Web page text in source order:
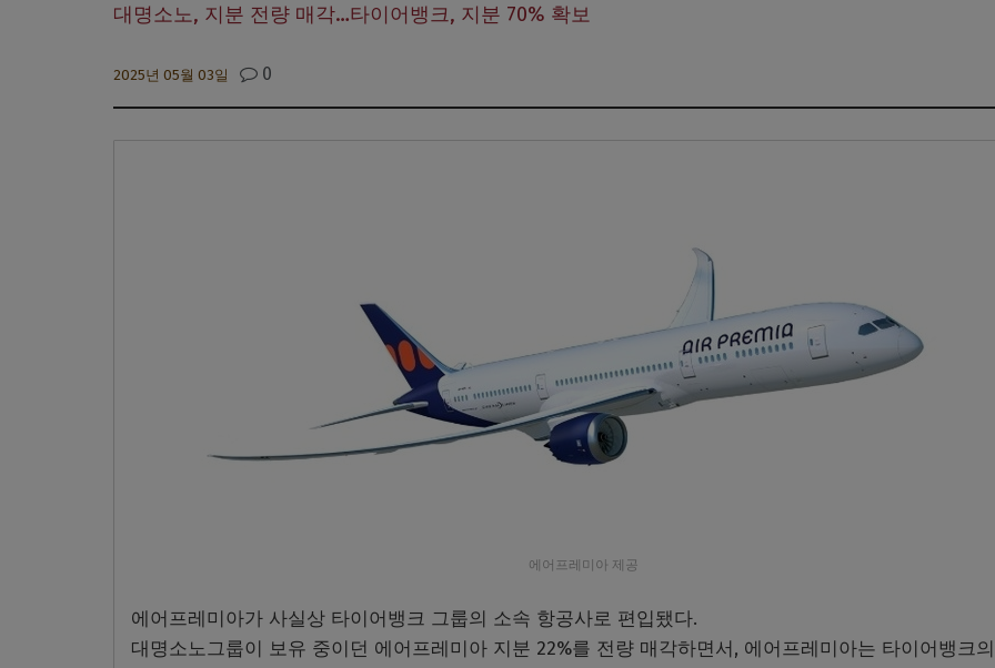
대명소노, 지분 전량 매각…타이어뱅크, 지분 70% 확보
2025년 05월 03일 0
에어프레미아 제공
에어프레미아가 사실상 타이어뱅크 그룹의 소속 항공사로 편입됐다.
대명소노그룹이 보유 중이던 에어프레미아 지분 22%를 전량 매각하면서, 에어프레미아는 타이어뱅크